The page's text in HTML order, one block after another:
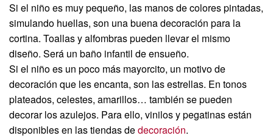
Si el niño es muy pequeño, las manos de colores pintadas,
simulando huellas, son una buena decoración para la
cortina. Toallas y alfombras pueden llevar el mismo
diseño. Será un baño infantil de ensueño.
Si el niño es un poco más mayorcito, un motivo de
decoración que les encanta, son las estrellas. En tonos
plateados, celestes, amarillos… también se pueden
decorar los azulejos. Para ello, vinilos y pegatinas están
disponibles en las tiendas dedecoración.